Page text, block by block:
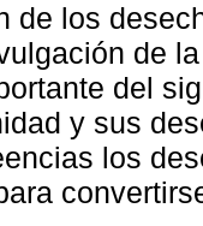
de los
de
del
y sus
los